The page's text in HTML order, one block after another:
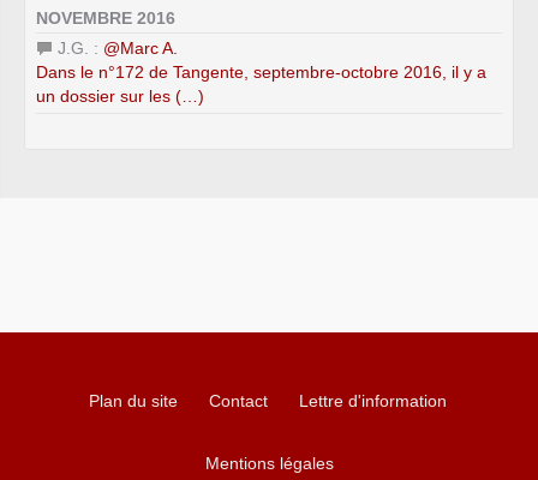
NOVEMBRE 2016
J.G. : @Marc A.
Dans le n°172 de Tangente, septembre-octobre 2016, il y a
un dossier sur les (…)
Plan du site Contact Lettre d'information
Mentions légales